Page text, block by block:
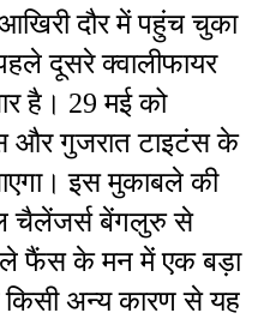
दौर में पहुंच चुका
दूसरे क्वालीफायर
है। 29 मई को
और गुजरात टाइटंस के
इस मुकाबले की
चैलेंजर्स बेंगलुरु से
फैंस के मन में एक बड़ा
किसी अन्य कारण से यह